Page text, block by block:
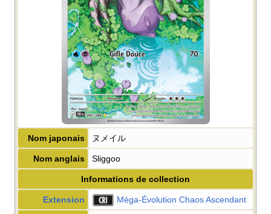
Nom japonais ヌメイル
Nom anglais Sliggoo
Informations de collection
Extension Méga-Évolution Chaos Ascendant